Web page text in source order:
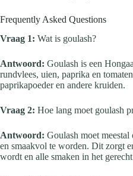
Frequently Asked Questions
Vraag 1: Wat is goulash?
Antwoord: Goulash is een
rundvlees, uien, paprika en
paprikapoeder en andere kruiden.
Vraag 2: Hoe lang moet goulash
Antwoord: Goulash moet
en smaakvol te worden. Dit zorgt
wordt en alle smaken in het